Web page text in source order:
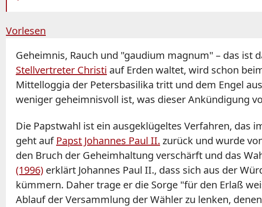
Vorlesen
Geheimnis, Rauch und "gaudium magnum" – das ist
Stellvertreter Christi auf Erden waltet, wird schon
Mittelloggia der Petersbasilika tritt und dem Engel
weniger geheimnisvoll ist, was dieser Ankündigung
Die Papstwahl ist ein ausgeklügeltes Verfahren, das
geht auf Papst Johannes Paul II. zurück und wurde
den Bruch der Geheimhaltung verschärft und das
(1996) erklärt Johannes Paul II., dass sich aus der
kümmern. Daher trage er die Sorge "für den Erlaß
Ablauf der Versammlung der Wähler zu lenken,